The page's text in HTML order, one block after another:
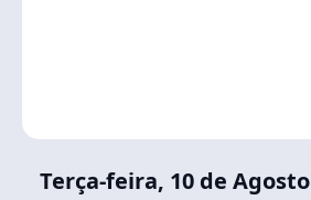
Terça-feira, 10 de Agosto